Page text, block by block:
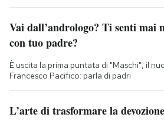
Vai dall’andrologo? Ti senti mai
con tuo padre?
È uscita la prima puntata di "Maschi", il
Francesco Pacifico: parla di padri
L’arte di trasformare la